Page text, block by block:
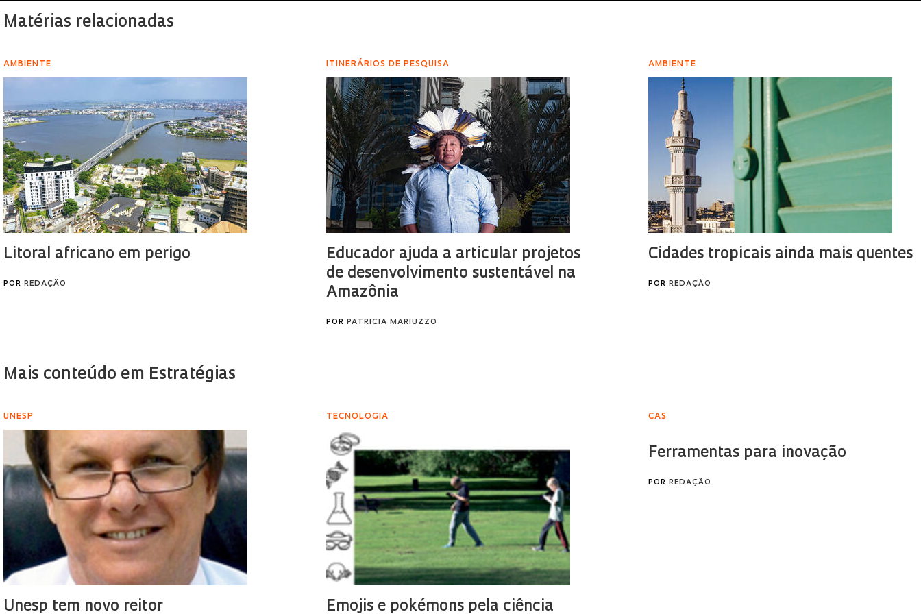
Matérias relacionadas
AMBIENTE
Litoral africano em perigo
POR REDAÇÃO
ITINERÁRIOS DE PESQUISA
Educador ajuda a articular projetos
de desenvolvimento sustentável na
Amazônia
POR PATRICIA MARIUZZO
AMBIENTE
Cidades tropicais ainda mais quentes
POR REDAÇÃO
Mais conteúdo em Estratégias
UNESP
Unesp tem novo reitor
TECNOLOGIA
Emojis e pokémons pela ciência
CAS
Ferramentas para inovação
POR REDAÇÃO